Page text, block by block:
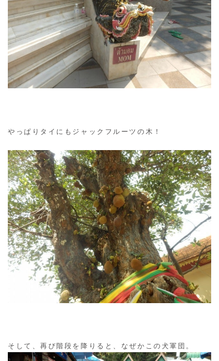
やっぱりタイにもジャックフルーツの木！
そして、再び階段を降りると、なぜかこの犬軍団。